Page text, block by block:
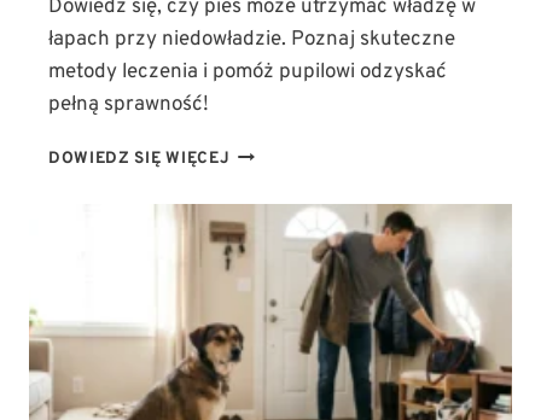
Dowiedz się, czy pies może utrzymać władzę w
łapach przy niedowładzie. Poznaj skuteczne
metody leczenia i pomóż pupilowi odzyskać
pełną sprawność!
DOWIEDZ SIĘ WIĘCEJ NIEDOWŁAD
PSA:
CZY
TWÓJ
PUPIL
MOŻE
ODZYSKAĆ
WŁADZĘ
W
TYLNYCH